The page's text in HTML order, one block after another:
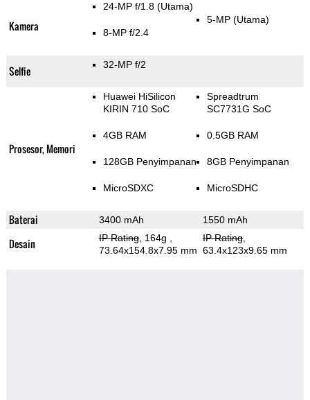
Kamera
24-MP f/1.8 (Utama)
8-MP f/2.4
5-MP (Utama)
Selfie 32-MP f/2
Prosesor, Memori
Huawei HiSilicon
KIRIN 710 SoC
4GB RAM
128GB Penyimpanan
MicroSDXC
Spreadtrum
SC7731G SoC
0.5GB RAM
8GB Penyimpanan
MicroSDHC
Baterai 3400 mAh 1550 mAh
Desain IP Rating, 164g
73.64x154.8x7.95 mm
IP Rating,
63.4x123x9.65 mm